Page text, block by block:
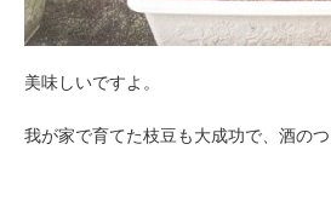
美味しいですよ。
我が家で育てた枝豆も大成功で、酒のつ